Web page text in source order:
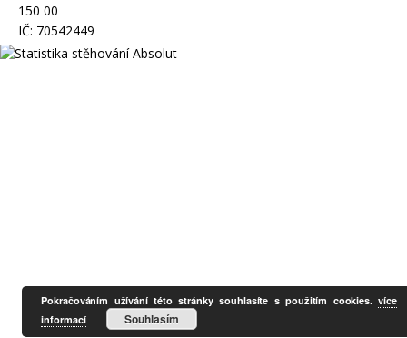
150 00
IČ: 70542449
Pokračováním užívání této stránky souhlasíte s použitím cookies.více
informací
Souhlasím